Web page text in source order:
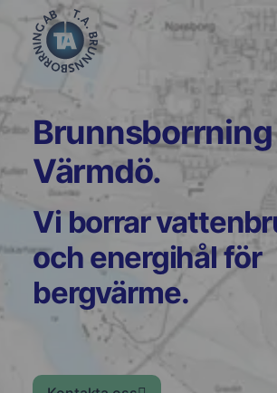
Brunnsborrning
Värmdö.
Vi borrar
och energihål för
bergvärme.